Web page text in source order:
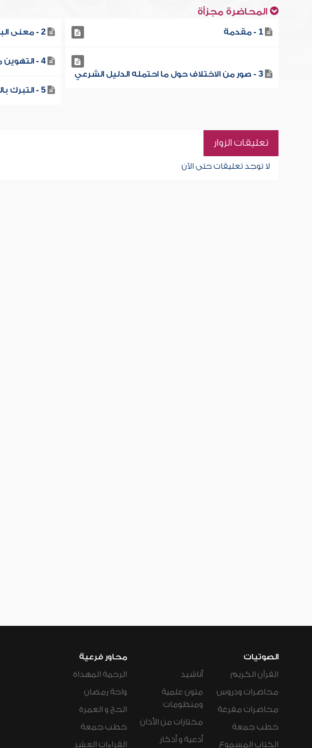
المحاضرة مجزأة
1 - مقدمة 2 - معنى البدعة
3 - صور من الاختلاف حول ما احتمله الدليل الشرعي
4 - التهوين من شأن البدعة
5 - التبرك بالصالحين
تعليقات الزوار
لا توجد تعليقات حتى الآن
الصوتيات
القرآن الكريم
محاضرات ودروس
محاضرات مفرغة
خطب جمعة
الكتاب المسموع
أناشيد
متون علمية
ومنظومات
مختارات من الأذان
أدعية و أذكار
محاور فرعية
الرحمة المهداة
واحة رمضان
الحج و العمرة
خطب جمعة
القراءات العشر